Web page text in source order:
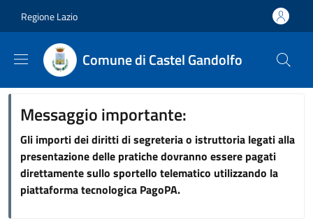
Regione Lazio
Comune di Castel Gandolfo
Messaggio importante:
Gli importi dei diritti di segreteria o istruttoria legati alla
presentazione delle pratiche dovranno essere pagati
direttamente sullo sportello telematico utilizzando la
piattaforma tecnologica PagoPA.